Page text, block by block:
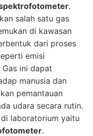
.
salah satu gas
di kawasan
dari proses
emisi
ini dapat
manusia dan
pemantauan
udara secara rutin.
laboratorium yaitu
.